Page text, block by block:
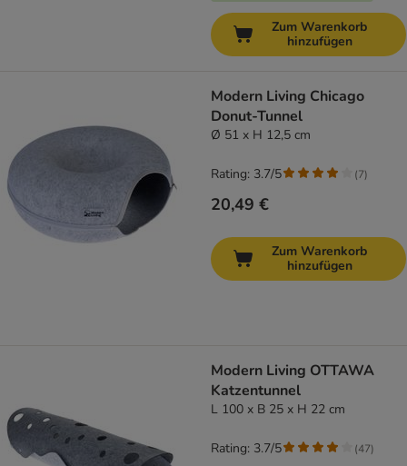
Zum Warenkorb
hinzufügen
Modern Living Chicago
Donut-Tunnel
Ø 51 x H 12,5 cm
20,49 €
Rating: 3.7/5 (7)
Zum Warenkorb
hinzufügen
Modern Living OTTAWA
Katzentunnel
L 100 x B 25 x H 22 cm
Rating: 3.7/5 (47)